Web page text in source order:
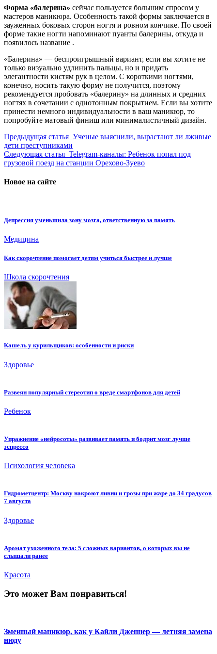
Форма «балерина» сейчас пользуется большим спросом у
мастеров маникюра. Особенность такой формы заключается в
зауженных боковых сторон ногтя и ровном кончике. По своей
форме такие ногти напоминают пуанты балерины, откуда и
появилось название .
«Балерина» — беспроигрышный вариант, если вы хотите не
только визуально удлинить пальцы, но и придать
элегантности кистям рук в целом. С короткими ногтями,
конечно, носить такую форму не получится, поэтому
рекомендуется пробовать «балерину» на длинных и средних
ногтях в сочетании с однотонным покрытием. Если вы хотите
принести немного индивидуальности в ваш маникюр, то
попробуйте матовый финиш или минималистичный дизайн.
Предыдущая статья Ученые выяснили, вырастают ли лживые
дети преступниками
Следующая статья Telegram-каналы: Ребенок попал под
грузовой поезд на станции Орехово-Зуево
Новое на сайте
Депрессия уменьшила зону мозга, ответственную за память
Медицина
Как скорочтение помогает детям учиться быстрее и лучше
Школа скорочтения
Кашель у курильщиков: особенности и риски
Здоровье
Развеян популярный стереотип о вреде смартфонов для детей
Ребенок
Упражнение «нейросоты» развивает память и бодрит мозг лучше
эспрессо
Психология человека
Гидрометцентр: Москву накроют ливни и грозы при жаре до 34 градусов
7 августа
Здоровье
Аромат ухоженного тела: 5 сложных вариантов, о которых вы не
слышали ранее
Красота
Это может Вам понравиться!
Змеиный маникюр, как у Кайли Дженнер — летняя замена
нюду